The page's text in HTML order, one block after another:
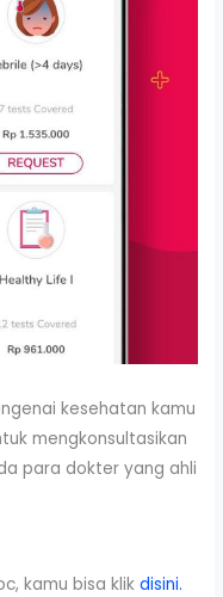
kesehatan kamu
mengkonsultasikan
para dokter yang ahli
kamu bisa klikdisini.